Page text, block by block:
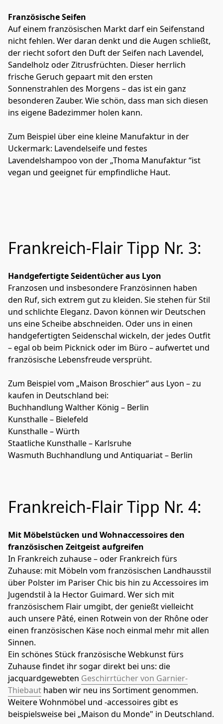
Französische Seifen
Auf einem französischen Markt darf ein Seifenstand
nicht fehlen. Wer daran denkt und die Augen schließt,
der riecht sofort den Duft der Seifen nach Lavendel,
Sandelholz oder Zitrusfrüchten. Dieser herrlich
frische Geruch gepaart mit den ersten
Sonnenstrahlen des Morgens – das ist ein ganz
besonderen Zauber. Wie schön, dass man sich diesen
ins eigene Badezimmer holen kann.
Zum Beispiel über eine kleine Manufaktur in der
Uckermark: Lavendelseife und festes
Lavendelshampoo von der „Thoma Manufaktur “ist
vegan und geeignet für empfindliche Haut.
Frankreich-Flair Tipp Nr. 3:
Handgefertigte Seidentücher aus Lyon
Franzosen und insbesondere Französinnen haben
den Ruf, sich extrem gut zu kleiden. Sie stehen für Stil
und schlichte Eleganz. Davon können wir Deutschen
uns eine Scheibe abschneiden. Oder uns in einen
handgefertigten Seidenschal wickeln, der jedes Outfit
– egal ob beim Picknick oder im Büro – aufwertet und
französische Lebensfreude versprüht.
Zum Beispiel vom „Maison Broschier“ aus Lyon – zu
kaufen in Deutschland bei:
Buchhandlung Walther König – Berlin
Kunsthalle – Bielefeld
Kunsthalle – Würth
Staatliche Kunsthalle – Karlsruhe
Wasmuth Buchhandlung und Antiquariat – Berlin
Frankreich-Flair Tipp Nr. 4:
Mit Möbelstücken und Wohnaccessoires den
französischen Zeitgeist aufgreifen
In Frankreich zuhause – oder Frankreich fürs
Zuhause: mit Möbeln vom französischen Landhausstil
über Polster im Pariser Chic bis hin zu Accessoires im
Jugendstil à la Hector Guimard. Wer sich mit
französischem Flair umgibt, der genießt vielleicht
auch unsere Pâté, einen Rotwein von der Rhône oder
einen französischen Käse noch einmal mehr mit allen
Sinnen.
Ein schönes Stück französische Webkunst fürs
Zuhause findet ihr sogar direkt bei uns: die
jacquardgewebten Geschirrtücher von Garnier-
Thiebaut haben wir neu ins Sortiment genommen.
Weitere Wohnmöbel und -accessoires gibt es
beispielsweise bei „Maison du Monde" in Deutschland.